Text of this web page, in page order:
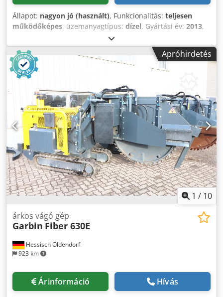
Állapot: nagyon jó (használt), Funkcionalitás: teljesen
működőképes, üzemanyagtípus: dízel, Gyártási év: 2013,
, világszintű szállítás Credpjk Twt Tofx Al
Tsf
Apróhirdetés
1 / 10
Hessisch Oldendorf
923 km
árkos vágó gép
Garbin Fiber 630E
Árinformáció Hívás